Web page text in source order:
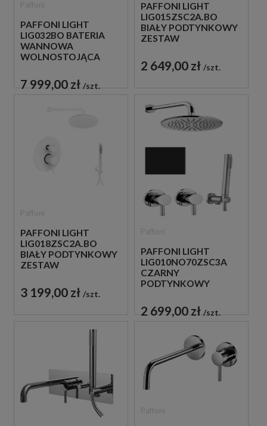
PAFFONI LIGHT
LIG032BO BATERIA
WANNOWA
WOLNOSTOJĄCA
7 999,00 zł szt.
PAFFONI LIGHT
LIG015ZSC2A.BO
BIAŁY PODTYNKOWY
ZESTAW
2 649,00 zł szt.
PAFFONI LIGHT
LIG018ZSC2A.BO
BIAŁY PODTYNKOWY
ZESTAW
3 199,00 zł szt.
PAFFONI LIGHT
LIG010NO70ZSC3A
CZARNY
PODTYNKOWY
PRYSZNICOWY
2 699,00 zł szt.